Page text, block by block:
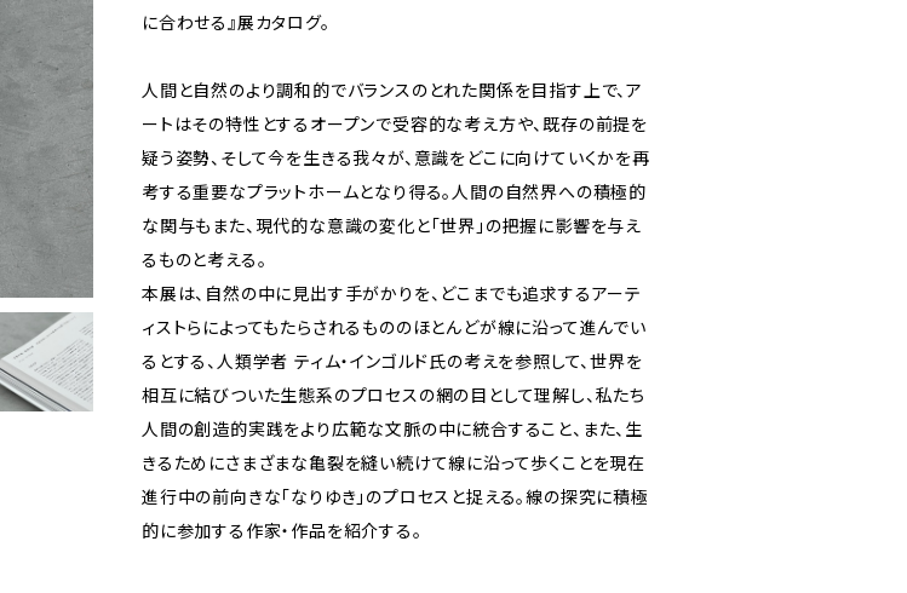
に合わせる』展カタログ。
人間と自然のより調和的でバランスのとれた関係を目指す上で、ア
ートはその特性とするオープンで受容的な考え方や、既存の前提を
疑う姿勢、そして今を生きる我々が、意識をどこに向けていくかを再
考する重要なプラットホームとなり得る。人間の自然界への積極的
な関与もまた、現代的な意識の変化と「世界」の把握に影響を与え
るものと考える。
本展は、自然の中に見出す手がかりを、どこまでも追求するアーテ
ィストらによってもたらされるもののほとんどが線に沿って進んでい
るとする、人類学者 ティム・インゴルド氏の考えを参照して、世界を
相互に結びついた生態系のプロセスの網の目として理解し、私たち
人間の創造的実践をより広範な文脈の中に統合すること、また、生
きるためにさまざまな亀裂を縫い続けて線に沿って歩くことを現在
進行中の前向きな「なりゆき」のプロセスと捉える。線の探究に積極
的に参加する作家・作品を紹介する。